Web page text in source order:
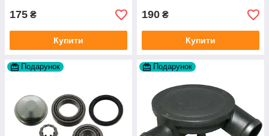
175 ₴
Купити
190 ₴
Купити
Подарунок Подарунок